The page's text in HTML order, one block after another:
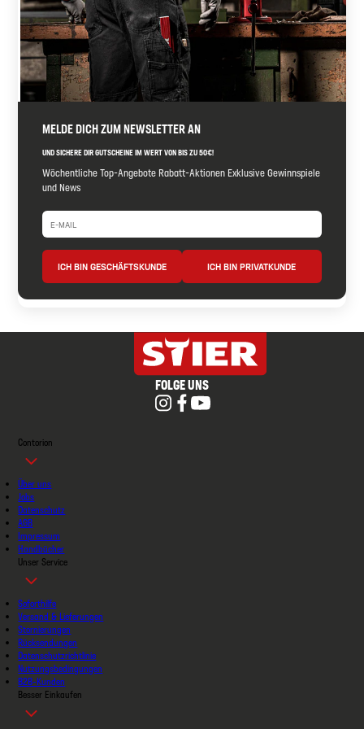
MELDE DICH ZUM NEWSLETTER AN
UND SICHERE DIR GUTSCHEINE IM WERT VON BIS ZU 50€!
Wöchentliche Top-Angebote Rabatt-Aktionen Exklusive Gewinnspiele
und News
ICH BIN GESCHÄFTSKUNDE ICH BIN PRIVATKUNDE
FOLGE UNS
Contorion
Über uns
Jobs
Datenschutz
AGB
Impressum
Handbücher
Unser Service
Soforthilfe
Versand & Lieferungen
Stornierungen
Rücksendungen
Datenschutzrichtlinie
Nutzungsbedingungen
B2B-Kunden
Besser Einkaufen